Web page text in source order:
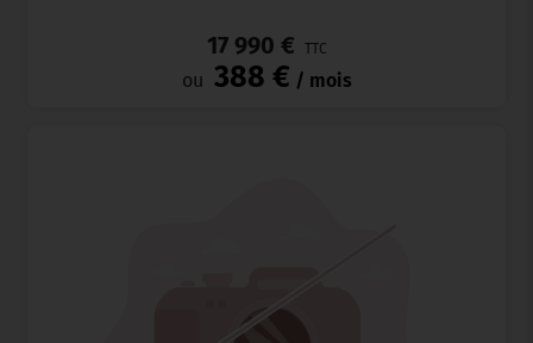
17 990 € TTC
ou 388 € / mois